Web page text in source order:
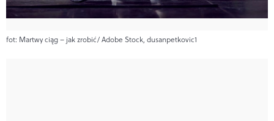
fot: Martwy ciąg – jak zrobić/ Adobe Stock, dusanpetkovic1